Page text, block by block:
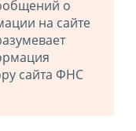
о
на сайте
сайта ФНС